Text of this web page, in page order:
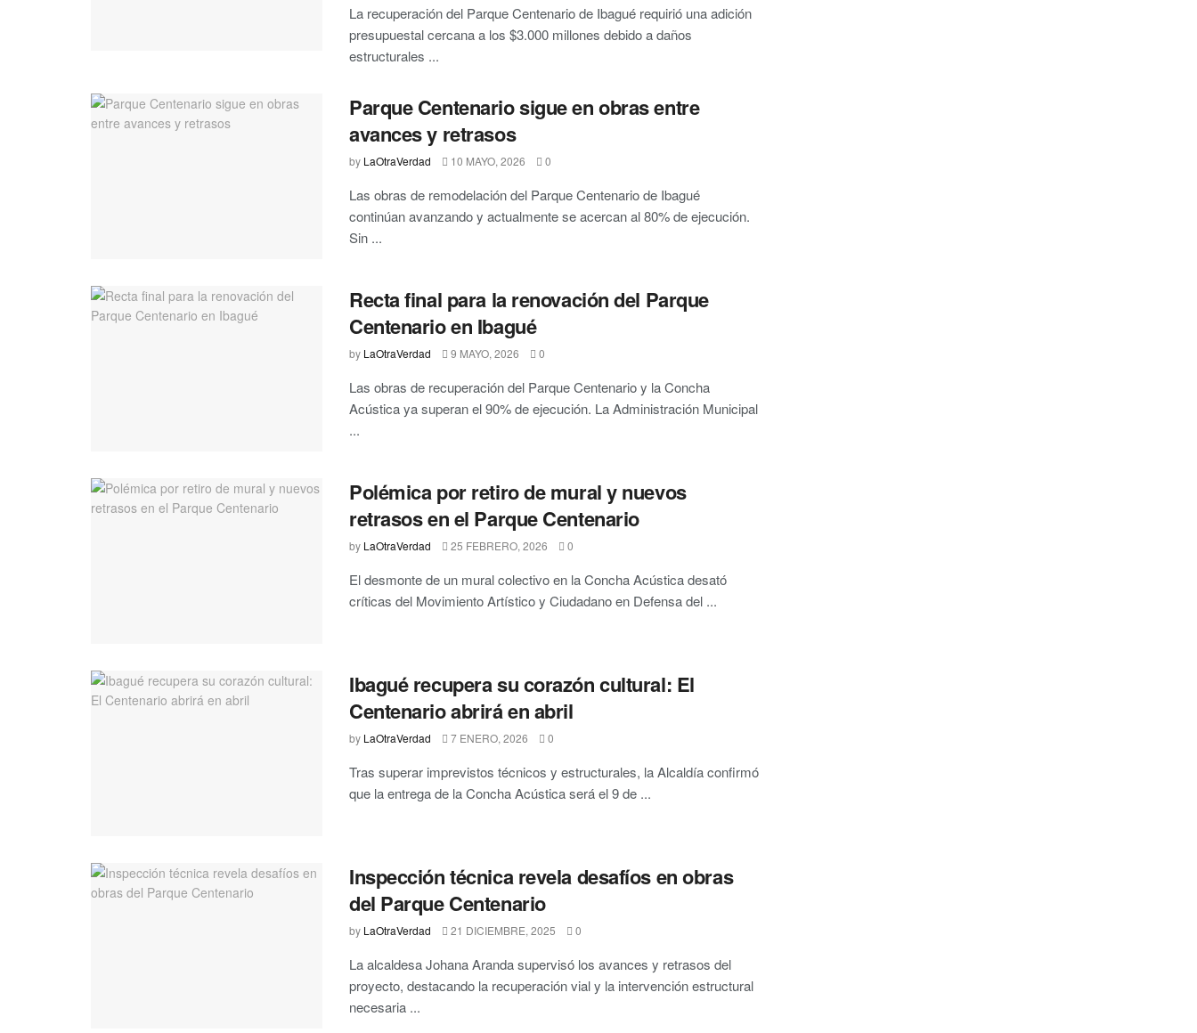
La recuperación del Parque Centenario de Ibagué requirió una adición
presupuestal cercana a los $3.000 millones debido a daños
estructurales ...
Parque Centenario sigue en obras entre
avances y retrasos
by LaOtraVerdad 10 MAYO, 2026 0
Las obras de remodelación del Parque Centenario de Ibagué
continúan avanzando y actualmente se acercan al 80% de ejecución.
Sin ...
Recta final para la renovación del Parque
Centenario en Ibagué
by LaOtraVerdad 9 MAYO, 2026 0
Las obras de recuperación del Parque Centenario y la Concha
Acústica ya superan el 90% de ejecución. La Administración Municipal
...
Polémica por retiro de mural y nuevos
retrasos en el Parque Centenario
by LaOtraVerdad 25 FEBRERO, 2026 0
El desmonte de un mural colectivo en la Concha Acústica desató
críticas del Movimiento Artístico y Ciudadano en Defensa del ...
Ibagué recupera su corazón cultural: El
Centenario abrirá en abril
by LaOtraVerdad 7 ENERO, 2026 0
Tras superar imprevistos técnicos y estructurales, la Alcaldía confirmó
que la entrega de la Concha Acústica será el 9 de ...
Inspección técnica revela desafíos en obras
del Parque Centenario
by LaOtraVerdad 21 DICIEMBRE, 2025 0
La alcaldesa Johana Aranda supervisó los avances y retrasos del
proyecto, destacando la recuperación vial y la intervención estructural
necesaria ...